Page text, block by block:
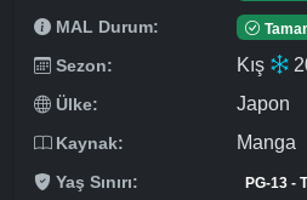
MAL Durum:
Sezon: Kış
Ülke: Japon
Kaynak: Manga
Yaş Sınırı: PG-13 -